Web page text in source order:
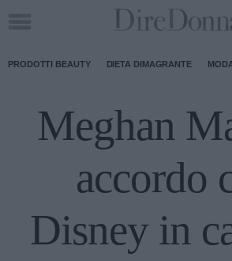
PRODOTTI BEAUTY DIETA DIMAGRANTE
Meghan
accordo
Disney in